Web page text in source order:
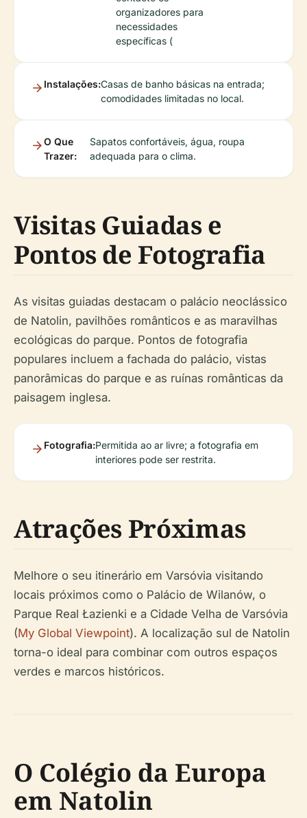
organizadores para
necessidades
específicas (
Instalações:Casas de banho básicas na entrada;
comodidades limitadas no local.
O Que
Trazer:
Sapatos confortáveis, água, roupa
adequada para o clima.
Visitas Guiadas e
Pontos de Fotografia
As visitas guiadas destacam o palácio neoclássico
de Natolin, pavilhões românticos e as maravilhas
ecológicas do parque. Pontos de fotografia
populares incluem a fachada do palácio, vistas
panorâmicas do parque e as ruínas românticas da
paisagem inglesa.
Fotografia:Permitida ao ar livre; a fotografia em
interiores pode ser restrita.
Atrações Próximas
Melhore o seu itinerário em Varsóvia visitando
locais próximos como o Palácio de Wilanów, o
Parque Real Łazienki e a Cidade Velha de Varsóvia
(My Global Viewpoint). A localização sul de Natolin
torna-o ideal para combinar com outros espaços
verdes e marcos históricos.
O Colégio da Europa
em Natolin